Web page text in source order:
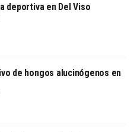
deportiva en Del Viso
de hongos alucinógenos en